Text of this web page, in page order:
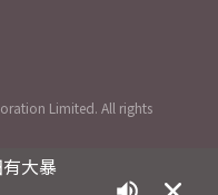
大暴
Limited. All rights